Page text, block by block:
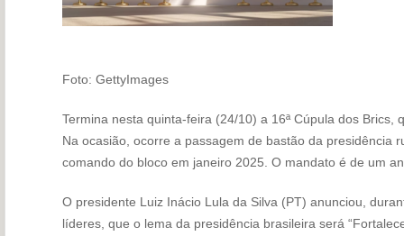
Foto: GettyImages
Termina nesta quinta-feira (24/10) a 16ª Cúpula dos Brics,
Na ocasião, ocorre a passagem de bastão da presidência
comando do bloco em janeiro 2025. O mandato é de um
O presidente Luiz Inácio Lula da Silva (PT) anunciou,
líderes, que o lema da presidência brasileira será